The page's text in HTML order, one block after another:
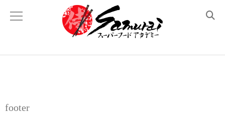
Academyについて
footer